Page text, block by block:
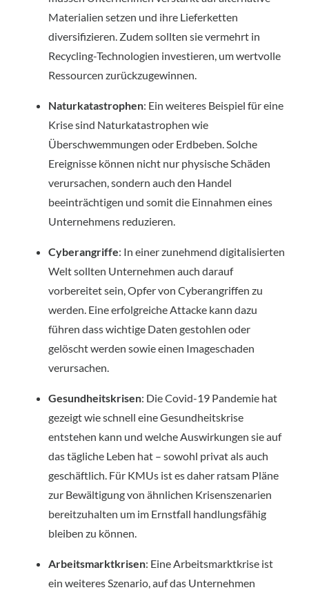
Materialien setzen und ihre Lieferketten
diversifizieren. Zudem sollten sie vermehrt in
Recycling-Technologien investieren, um wertvolle
Ressourcen zurückzugewinnen.
Naturkatastrophen: Ein weiteres Beispiel für eine
Krise sind Naturkatastrophen wie
Überschwemmungen oder Erdbeben. Solche
Ereignisse können nicht nur physische Schäden
verursachen, sondern auch den Handel
beeinträchtigen und somit die Einnahmen eines
Unternehmens reduzieren.
Cyberangriffe: In einer zunehmend digitalisierten
Welt sollten Unternehmen auch darauf
vorbereitet sein, Opfer von Cyberangriffen zu
werden. Eine erfolgreiche Attacke kann dazu
führen dass wichtige Daten gestohlen oder
gelöscht werden sowie einen Imageschaden
verursachen.
Gesundheitskrisen: Die Covid-19 Pandemie hat
gezeigt wie schnell eine Gesundheitskrise
entstehen kann und welche Auswirkungen sie auf
das tägliche Leben hat – sowohl privat als auch
geschäftlich. Für KMUs ist es daher ratsam Pläne
zur Bewältigung von ähnlichen Krisenszenarien
bereitzuhalten um im Ernstfall handlungsfähig
bleiben zu können.
Arbeitsmarktkrisen: Eine Arbeitsmarktkrise ist
ein weiteres Szenario, auf das Unternehmen